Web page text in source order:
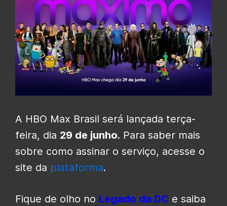
A HBO Max Brasil será lançada terça-
feira, dia 29 de junho. Para saber mais
sobre como assinar o serviço, acesse o
site da plataforma.
Fique de olho no Legado da DC e saiba